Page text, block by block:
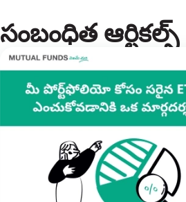
సంబంధిత ఆర్టికల్స్